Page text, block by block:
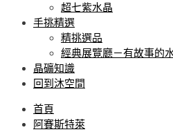
超七紫水晶
手挑精選
精挑選品
經典展覽廳－有故事的
晶礦知識
回到沐空間
首頁
阿賽斯特萊